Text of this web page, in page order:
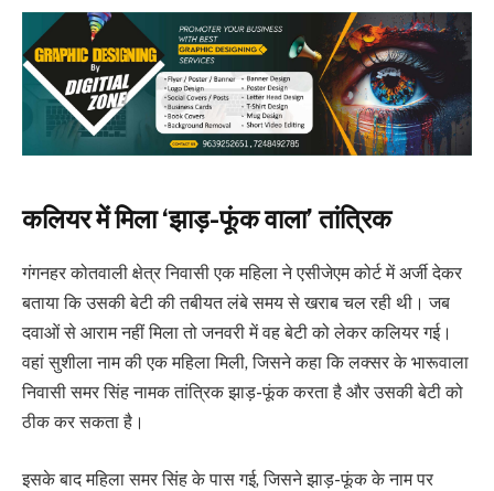
कलियर में मिला ‘झाड़-फूंक वाला’ तांत्रिक
गंगनहर कोतवाली क्षेत्र निवासी एक महिला ने एसीजेएम कोर्ट में अर्जी देकर
बताया कि उसकी बेटी की तबीयत लंबे समय से खराब चल रही थी। जब
दवाओं से आराम नहीं मिला तो जनवरी में वह बेटी को लेकर कलियर गई।
वहां सुशीला नाम की एक महिला मिली, जिसने कहा कि लक्सर के भारूवाला
निवासी समर सिंह नामक तांत्रिक झाड़-फूंक करता है और उसकी बेटी को
ठीक कर सकता है।
इसके बाद महिला समर सिंह के पास गई, जिसने झाड़-फूंक के नाम पर